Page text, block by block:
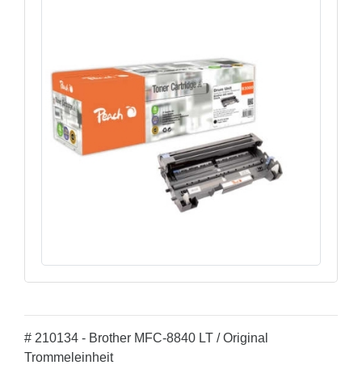
# 210134 - Brother MFC-8840 LT / Original
Trommeleinheit